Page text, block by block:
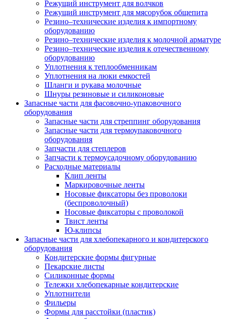
Режущий инструмент для волчков
Режущий инструмент для мясорубок общепита
Резино–технические изделия к импортному
оборудованию
Резино–технические изделия к молочной арматуре
Резино–технические изделия к отечественному
оборудованию
Уплотнения к теплообменникам
Уплотнения на люки емкостей
Шланги и рукава молочные
Шнуры резиновые и силиконовые
Запасные части для фасовочно-упаковочного
оборудования
Запасные части для стреппинг оборудования
Запасные части для термоупаковочного
оборудования
Запчасти для степлеров
Запчасти к термоусадочному оборудованию
Расходные материалы
Клип ленты
Маркировочные ленты
Носовые фиксаторы без проволоки
(беспроволочный)
Носовые фиксаторы с проволокой
Твист ленты
Ю-клипсы
Запасные части для хлебопекарного и кондитерского
оборудования
Кондитерские формы фигурные
Пекарские листы
Силиконные формы
Тележки хлебопекарные кондитерские
Уплотнители
Фильеры
Формы для расстойки (пластик)